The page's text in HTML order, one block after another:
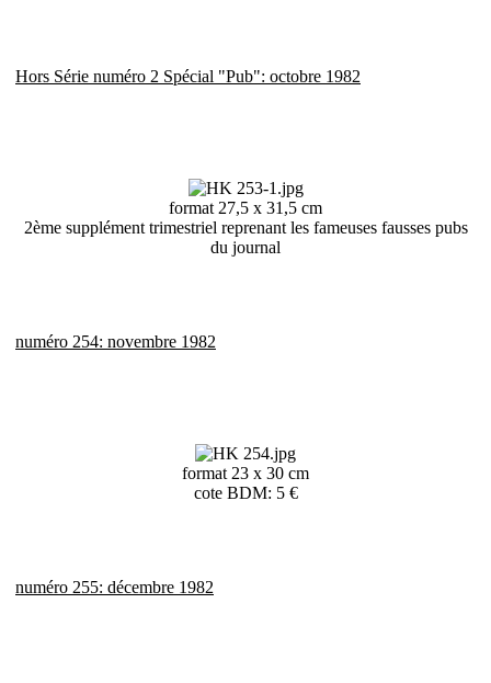
Hors Série numéro 2 Spécial "Pub": octobre 1982
format 27,5 x 31,5 cm
2ème supplément trimestriel reprenant les fameuses fausses pubs
du journal
numéro 254: novembre 1982
format 23 x 30 cm
cote BDM: 5 €
numéro 255: décembre 1982